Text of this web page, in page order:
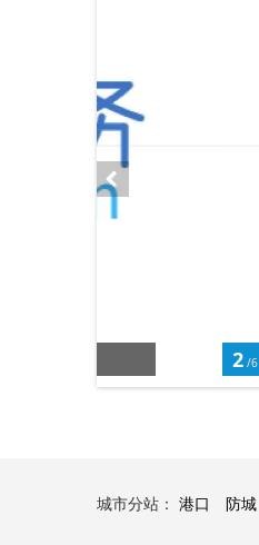
防城港丧葬礼仪
城市分站： 港口 防城